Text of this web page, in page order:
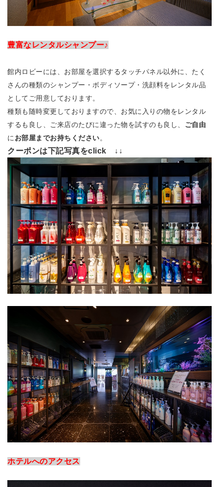
豊富なレンタルシャンプー♪
館内ロビーには、お部屋を選択するタッチパネル以外に、たく
さんの種類のシャンプー・ボディソープ・洗顔料をレンタル品
としてご用意しております。
種類も随時変更しておりますので、お気に入りの物をレンタル
するも良し、ご来店のたびに違った物を試すのも良し、 ご自由
に お部屋までお持ちください。
クーポンは下記写真をclick ↓↓
ホテルへのアクセス